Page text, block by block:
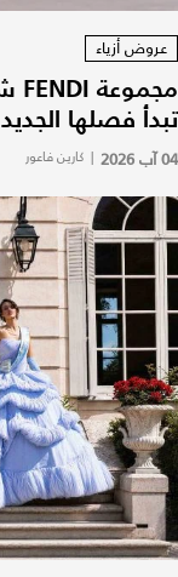
عروض أزياء
تبدأ فصلها الجديد
04 آب 2026 | كارين فاعور